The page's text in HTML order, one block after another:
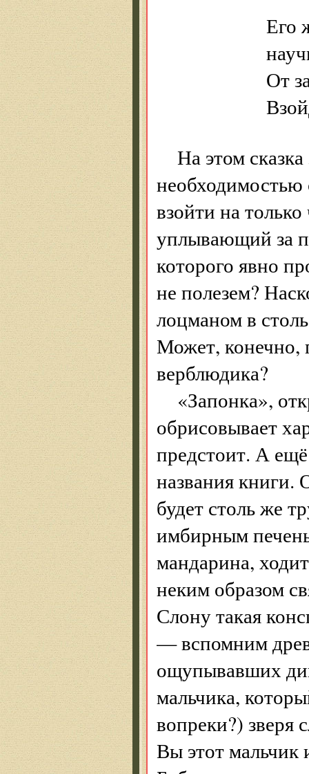
Его жена
научному
От
Взойдём и
На этом
взойти на
уплывающий за
которого явно
не полезем?
лоцманом в
Может, конечно,
верблюдика?
«Запонка»,
обрисовывает
предстоит. А ещё
названия книги.
будет столь же
имбирным
мандарина,
неким образом
Слону такая
— вспомним
ощупывавших
мальчика,
вопреки?) зверя
Вы этот мальчик